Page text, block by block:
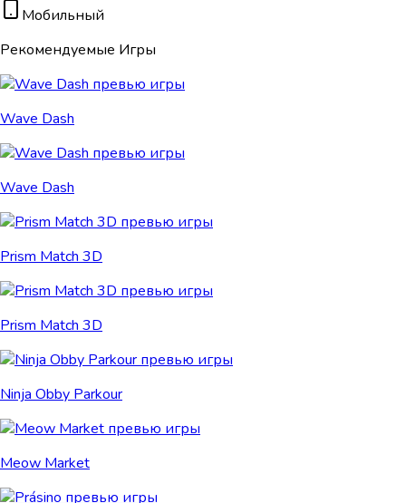
Мобильный
Рекомендуемые Игры
Wave Dash
Wave Dash
Prism Match 3D
Prism Match 3D
Ninja Obby Parkour
Meow Market